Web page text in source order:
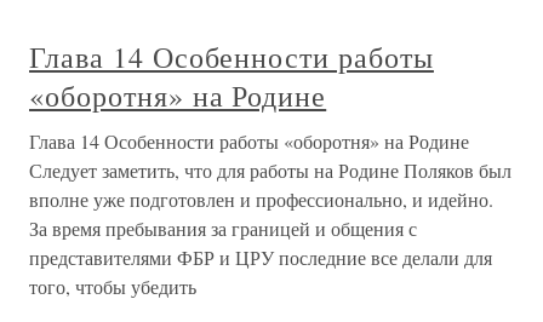
Глава 14 Особенности работы
«оборотня» на Родине
Глава 14 Особенности работы «оборотня» на Родине
Следует заметить, что для работы на Родине Поляков был
вполне уже подготовлен и профессионально, и идейно.
За время пребывания за границей и общения с
представителями ФБР и ЦРУ последние все делали для
того, чтобы убедить